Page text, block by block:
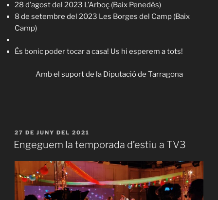
28 d’agost del 2023 L’Arboç (Baix Penedès)
8 de setembre del 2023 Les Borges del Camp (Baix
Camp)
És bonic poder tocar a casa! Us hi esperem a tots!
Amb el suport de la Diputació de Tarragona
PUBLICAT
A
27 DE JUNY DEL 2021
Engeguem la temporada d’estiu a TV3